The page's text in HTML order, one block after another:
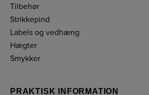
Tilbehør
Strikkepind
Labels og vedhæng
Hægter
Smykker
PRAKTISK INFORMATION